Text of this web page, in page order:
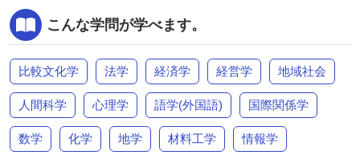
こんな学問が学べます。
比較文化学 法学 経済学 経営学 地域社会
人間科学 心理学 語学(外国語) 国際関係学
数学 化学 地学 材料工学 情報学